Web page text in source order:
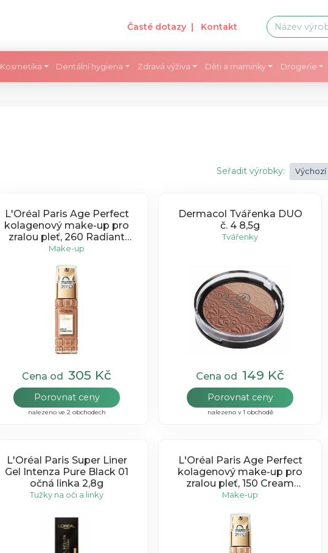
Časté dotazy | Kontakt
Kosmetika Dentální hygiena Zdravá výživa Děti a maminky Drogerie
Seřadit výrobky: Výchozí
L'Oréal Paris Age Perfect
kolagenový make-up pro
zralou pleť, 260 Radiant
Beige 30ml
Make-up
Cena od 305 Kč
Porovnat ceny
nalezeno ve 2 obchodech
Dermacol Tvářenka DUO
č. 4 8,5g
Tvářenky
Cena od 149 Kč
Porovnat ceny
nalezeno v 1 obchodě
L'Oréal Paris Super Liner
Gel Intenza Pure Black 01
očná linka 2,8g
Tužky na oči a linky
L'Oréal Paris Age Perfect
kolagenový make-up pro
zralou pleť, 150 Cream
Beige 30ml
Make-up